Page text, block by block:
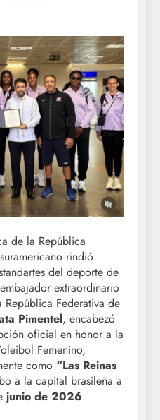
de la República
rindió
del deporte de
extraordinario
Federativa de
Pimentel, encabezó
oficial en honor a la
Femenino,
como “Las Reinas
a la capital brasileña a
junio de 2026.